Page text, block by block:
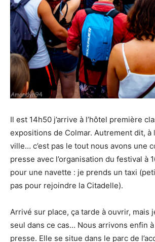
Il est 14h50 j’arrive à l’hôtel première
expositions de Colmar. Autrement dit, à
ville… c’est pas le tout nous avons une
presse avec l’organisation du festival à
pour une navette : je prends un taxi
pas pour rejoindre la Citadelle).
Arrivé sur place, ça tarde à ouvrir, mais
seul dans ce cas… Nous arrivons enfin
presse. Elle se situe dans le parc de